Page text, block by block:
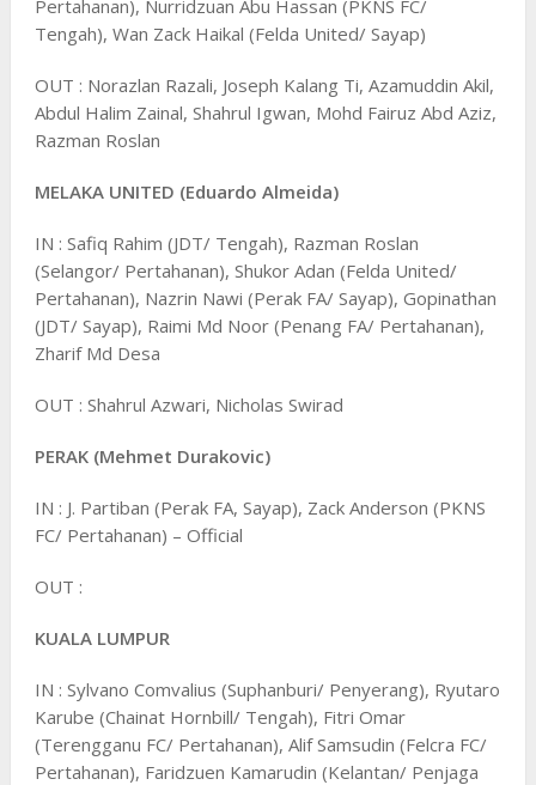
Pertahanan), Nurridzuan Abu Hassan (PKNS FC/
Tengah), Wan Zack Haikal (Felda United/ Sayap)
OUT : Norazlan Razali, Joseph Kalang Ti, Azamuddin Akil,
Abdul Halim Zainal, Shahrul Igwan, Mohd Fairuz Abd Aziz,
Razman Roslan
MELAKA UNITED (Eduardo Almeida)
IN : Safiq Rahim (JDT/ Tengah), Razman Roslan
(Selangor/ Pertahanan), Shukor Adan (Felda United/
Pertahanan), Nazrin Nawi (Perak FA/ Sayap), Gopinathan
(JDT/ Sayap), Raimi Md Noor (Penang FA/ Pertahanan),
Zharif Md Desa
OUT : Shahrul Azwari, Nicholas Swirad
PERAK (Mehmet Durakovic)
IN : J. Partiban (Perak FA, Sayap), Zack Anderson (PKNS
FC/ Pertahanan) – Official
OUT :
KUALA LUMPUR
IN : Sylvano Comvalius (Suphanburi/ Penyerang), Ryutaro
Karube (Chainat Hornbill/ Tengah), Fitri Omar
(Terengganu FC/ Pertahanan), Alif Samsudin (Felcra FC/
Pertahanan), Faridzuen Kamarudin (Kelantan/ Penjaga